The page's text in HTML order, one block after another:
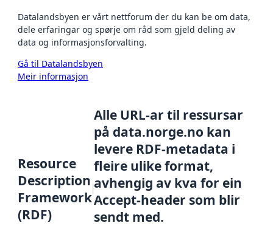
Datalandsbyen er vårt nettforum der du kan be om data,
dele erfaringar og spørje om råd som gjeld deling av
data og informasjonsforvalting.
Gå til Datalandsbyen
Meir informasjon
Resource
Description
Framework
(RDF)
Alle URL-ar til ressursar
på data.norge.no kan
levere RDF-metadata i
fleire ulike format,
avhengig av kva for ein
Accept-header som blir
sendt med.